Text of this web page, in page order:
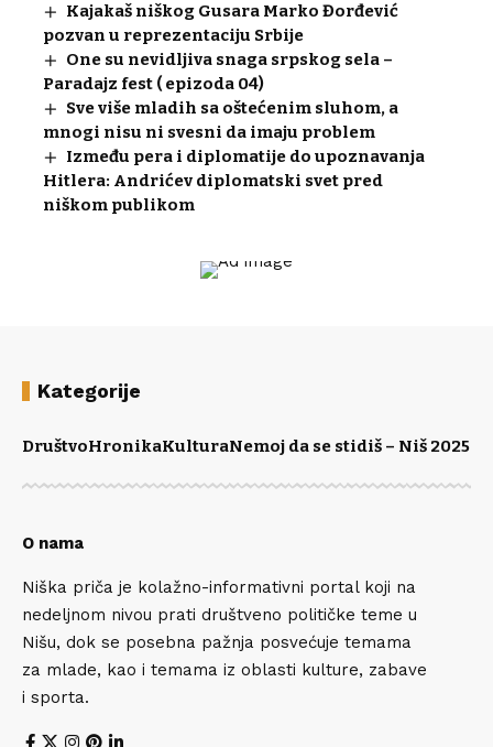
Kajakaš niškog Gusara Marko Đorđević
pozvan u reprezentaciju Srbije
One su nevidljiva snaga srpskog sela –
Paradajz fest ( epizoda 04)
Sve više mladih sa oštećenim sluhom, a
mnogi nisu ni svesni da imaju problem
Između pera i diplomatije do upoznavanja
Hitlera: Andrićev diplomatski svet pred
niškom publikom
Kategorije
DruštvoHronikaKulturaNemoj da se stidiš – Niš 2025
O nama
Niška priča je kolažno-informativni portal koji na
nedeljnom nivou prati društveno političke teme u
Nišu, dok se posebna pažnja posvećuje temama
za mlade, kao i temama iz oblasti kulture, zabave
i sporta.